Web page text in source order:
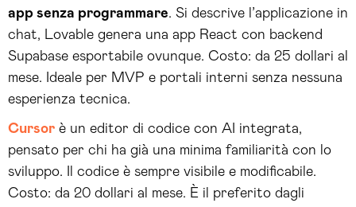
app senza programmare. Si descrive l’applicazione in
chat, Lovable genera una app React con backend
Supabase esportabile ovunque. Costo: da 25 dollari al
mese. Ideale per MVP e portali interni senza nessuna
esperienza tecnica.
Cursor è un editor di codice con AI integrata,
pensato per chi ha già una minima familiarità con lo
sviluppo. Il codice è sempre visibile e modificabile.
Costo: da 20 dollari al mese. È il preferito dagli